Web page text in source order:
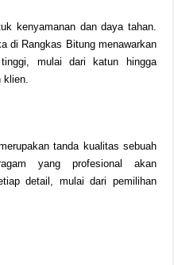
kenyamanan dan daya tahan.
di Rangkas Bitung menawarkan
mulai dari katun hingga
klien.
tanda kualitas sebuah
yang profesional akan
detail, mulai dari pemilihan